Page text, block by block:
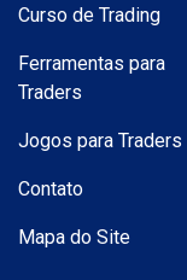
Curso de Trading
Ferramentas para
Traders
Jogos para Traders
Contato
Mapa do Site